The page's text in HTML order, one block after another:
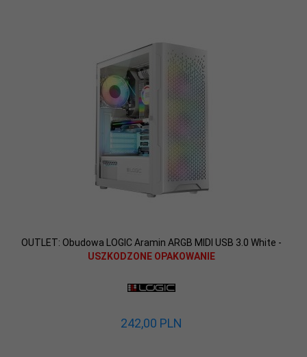
OUTLET: Obudowa LOGIC Aramin ARGB MIDI USB 3.0 White -
USZKODZONE OPAKOWANIE
242,00 PLN